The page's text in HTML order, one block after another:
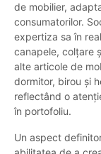
de mobilier,
consumatorilor.
expertiza sa în
canapele, colțare
alte articole de
dormitor, birou și
reflectând o
în portofoliu.
Un aspect